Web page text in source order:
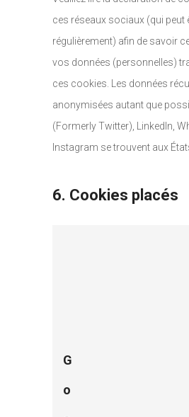
ces réseaux sociaux (qui peut
régulièrement) afin de savoir
vos données (personnelles)
ces cookies. Les données
anonymisées autant que
(Formerly Twitter), LinkedIn,
Instagram se trouvent aux
6. Cookies placés
G
o